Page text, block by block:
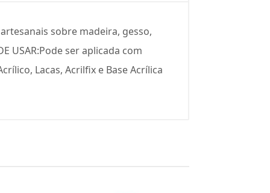
sobre madeira, gesso,
USAR:Pode ser aplicada com
Lacas, Acrilfix e Base Acrílica